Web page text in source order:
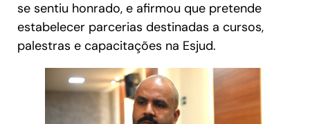
se sentiu honrado, e afirmou que pretende
estabelecer parcerias destinadas a cursos,
palestras e capacitações na Esjud.